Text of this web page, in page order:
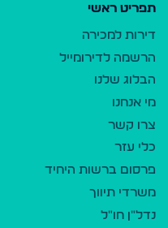
תפריט ראשי
דירות למכירה
הרשמה לדירומייל
הבלוג שלנו
מי אנחנו
צרו קשר
כלי עזר
פרסום ברשות היחיד
משרדי תיווך
נדל"ן חו"ל